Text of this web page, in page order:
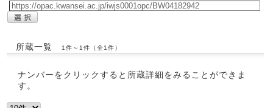
所蔵一覧 1件～1件（全1件）
ナンバーをクリックすると所蔵詳細をみることができま
す。